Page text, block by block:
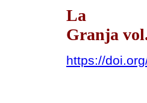
La
Granja
https://